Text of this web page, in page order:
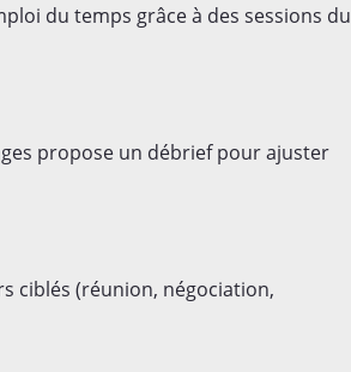
du temps grâce à des sessions du
propose un débrief pour ajuster
ciblés (réunion, négociation,